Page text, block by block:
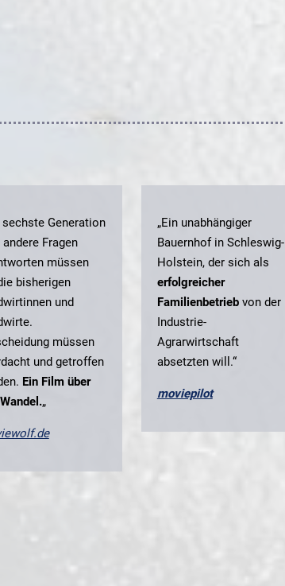
sechste Generation
Fragen
müssen
bisherigen
und
müssen
und getroffen
Ein Film über
„
„Ein unabhängiger
Bauernhof in Schleswig-
Holstein, der sich als
erfolgreicher
Familienbetriebvon der
Industrie-
Agrarwirtschaft
absetzten will.“
moviepilot